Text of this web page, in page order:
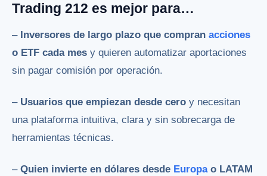
Trading 212 es mejor para…
– Inversores de largo plazo que compran acciones
o ETF cada mes y quieren automatizar aportaciones
sin pagar comisión por operación.
– Usuarios que empiezan desde cero y necesitan
una plataforma intuitiva, clara y sin sobrecarga de
herramientas técnicas.
– Quien invierte en dólares desde Europao LATAM